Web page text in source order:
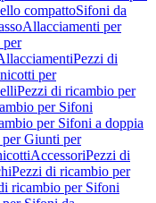
compattoSifoni da
Allacciamenti per
per
Pezzi di
per
Pezzi di ricambio per
per Sifoni
per Sifoni a doppia
Giunti per
AccessoriPezzi di
Pezzi di ricambio per
ricambio per Sifoni